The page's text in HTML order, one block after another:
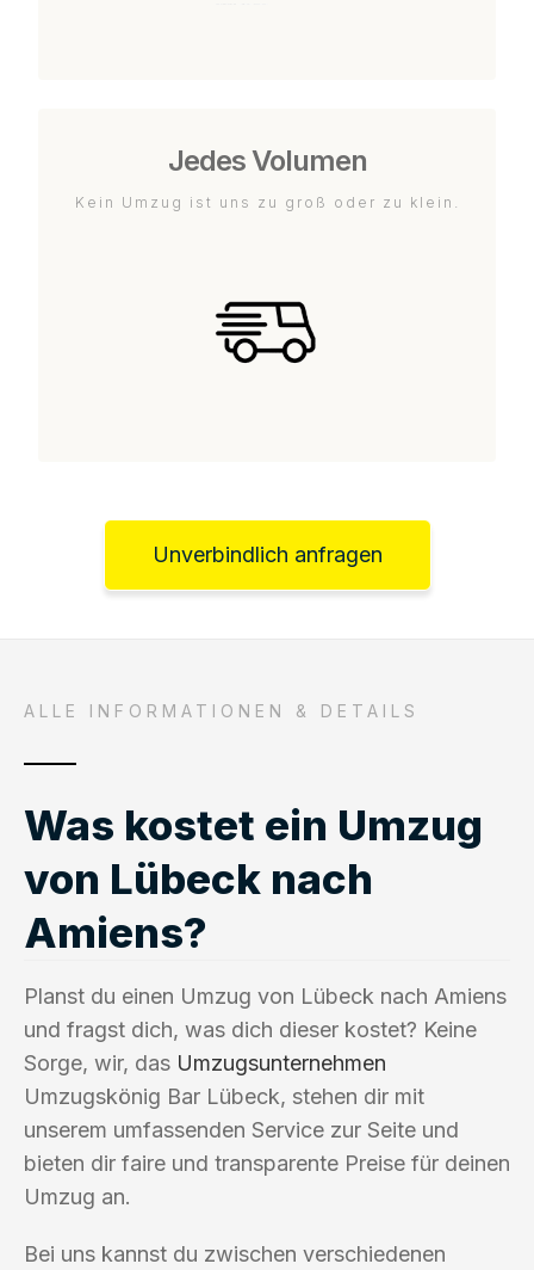
Jedes Volumen
Kein Umzug ist uns zu groß oder zu klein.
Unverbindlich anfragen
ALLE INFORMATIONEN & DETAILS
Was kostet ein Umzug
von Lübeck nach
Amiens?
Planst du einen Umzug von Lübeck nach Amiens
und fragst dich, was dich dieser kostet? Keine
Sorge, wir, das Umzugsunternehmen
Umzugskönig Bar Lübeck, stehen dir mit
unserem umfassenden Service zur Seite und
bieten dir faire und transparente Preise für deinen
Umzug an.
Bei uns kannst du zwischen verschiedenen